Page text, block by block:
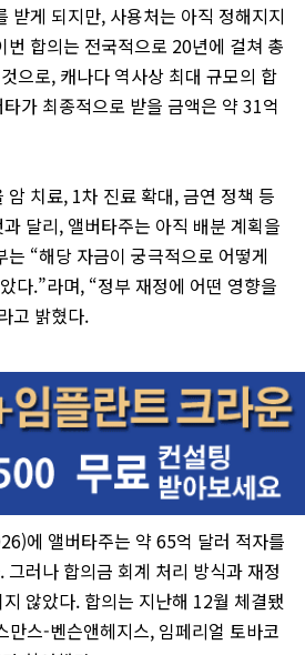
받게 되지만, 사용처는 아직 정해지지
번 합의는 전국적으로 20년에 걸쳐 총
으로, 캐나다 역사상 최대 규모의 합
가 최종적으로 받을 금액은 약 31억
암 치료, 1차 진료 확대, 금연 정책 등
달리, 앨버타주는 아직 배분 계획을
“해당 자금이 궁극적으로 어떻게
다.”라며, “정부 재정에 어떤 영향을
고 밝혔다.
에 앨버타주는 약 65억 달러 적자를
러나 합의금 회계 처리 방식과 재정
않았다. 합의는 지난해 12월 체결됐
스-벤슨앤헤지스, 임페리얼 토바코